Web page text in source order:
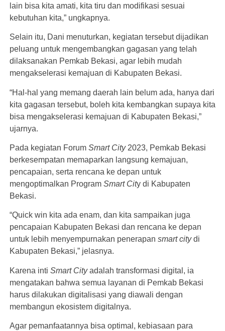
lain bisa kita amati, kita tiru dan modifikasi sesuai
kebutuhan kita,” ungkapnya.
Selain itu, Dani menuturkan, kegiatan tersebut dijadikan
peluang untuk mengembangkan gagasan yang telah
dilaksanakan Pemkab Bekasi, agar lebih mudah
mengakselerasi kemajuan di Kabupaten Bekasi.
“Hal-hal yang memang daerah lain belum ada, hanya dari
kita gagasan tersebut, boleh kita kembangkan supaya kita
bisa mengakselerasi kemajuan di Kabupaten Bekasi,”
ujarnya.
Pada kegiatan Forum Smart City2023, Pemkab Bekasi
berkesempatan memaparkan langsung kemajuan,
pencapaian, serta rencana ke depan untuk
mengoptimalkan Program Smart City di Kabupaten
Bekasi.
“Quick win kita ada enam, dan kita sampaikan juga
pencapaian Kabupaten Bekasi dan rencana ke depan
untuk lebih menyempurnakan penerapan smart citydi
Kabupaten Bekasi,” jelasnya.
Karena inti Smart Cityadalah transformasi digital, ia
mengatakan bahwa semua layanan di Pemkab Bekasi
harus dilakukan digitalisasi yang diawali dengan
membangun ekosistem digitalnya.
Agar pemanfaatannya bisa optimal, kebiasaan para